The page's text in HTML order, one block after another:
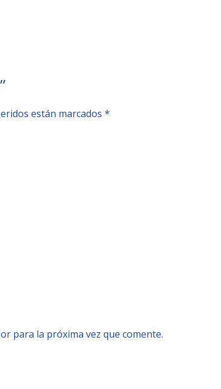
están marcados *
para la próxima vez que comente.